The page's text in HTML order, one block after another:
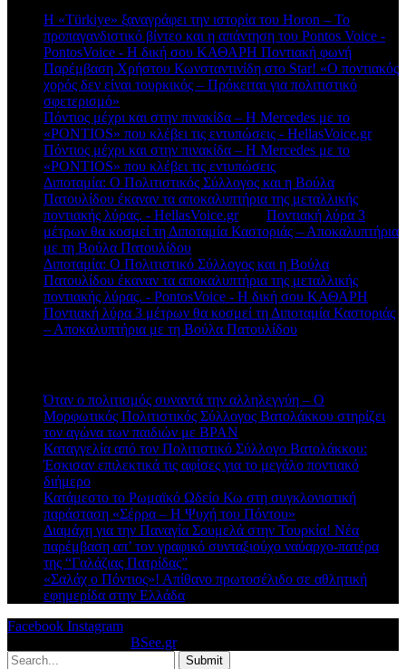
Η «Türkiye» ξαναγράφει την ιστορία του Horon – Το
προπαγανδιστικό βίντεο και η απάντηση του Pontos Voice -
PontosVoice - H δική σου ΚΑΘΑΡΗ Ποντιακή φωνή
Παρέμβαση Χρήστου Κωνσταντινίδη στο Star! «Ο ποντιακός
χορός δεν είναι τουρκικός – Πρόκειται για πολιτιστικό
σφετερισμό»
Πόντιος μέχρι και στην πινακίδα – Η Mercedes με το
«PONTIOS» που κλέβει τις εντυπώσεις - HellasVoice.grστο
Πόντιος μέχρι και στην πινακίδα – Η Mercedes με το
«PONTIOS» που κλέβει τις εντυπώσεις
Διποταμία: Ο Πολιτιστικός Σύλλογος και η Βούλα
Πατουλίδου έκαναν τα αποκαλυπτήρια της μεταλλικής
ποντιακής λύρας. - HellasVoice.grστο Ποντιακή λύρα 3
μέτρων θα κοσμεί τη Διποταμία Καστοριάς – Αποκαλυπτήρια
με τη Βούλα Πατουλίδου
Διποταμία: Ο Πολιτιστικό Σύλλογος και η Βούλα
Πατουλίδου έκαναν τα αποκαλυπτήρια της μεταλλικής
ποντιακής λύρας. - PontosVoice - H δική σου ΚΑΘΑΡΗ
Ποντιακή λύρα 3 μέτρων θα κοσμεί τη Διποταμία Καστοριάς
– Αποκαλυπτήρια με τη Βούλα Πατουλίδου
Όταν ο πολιτισμός συναντά την αλληλεγγύη – Ο
Μορφωτικός Πολιτιστικός Σύλλογος Βατολάκκου στηρίζει
τον αγώνα των παιδιών με BPAN
Καταγγελία από τον Πολιτιστικό Σύλλογο Βατολάκκου:
Έσκισαν επιλεκτικά τις αφίσες για το μεγάλο ποντιακό
διήμερο
Κατάμεστο το Ρωμαϊκό Ωδείο Κω στη συγκλονιστική
παράσταση «Σέρρα – Η Ψυχή του Πόντου»
Διαμάχη για την Παναγία Σουμελά στην Τουρκία! Νέα
παρέμβαση απ’ τον γραφικό συνταξιούχο ναύαρχο-πατέρα
της “Γαλάζιας Πατρίδας”
«Σαλάχ ο Πόντιος»! Απίθανο πρωτοσέλιδο σε αθλητική
εφημερίδα στην Ελλάδα
Facebook Instagram
BSee.gr.
Submit